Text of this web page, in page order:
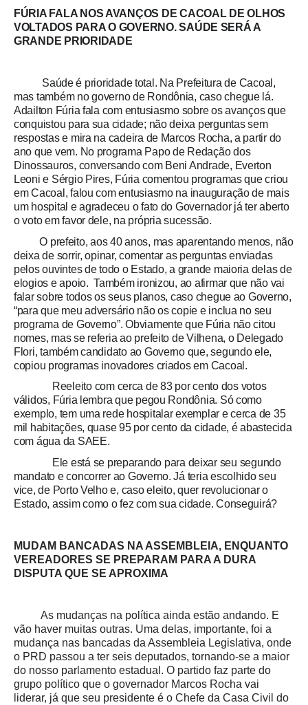
FÚRIA FALA NOS AVANÇOS DE CACOAL DE OLHOS
VOLTADOS PARA O GOVERNO. SAÚDE SERÁ A
GRANDE PRIORIDADE
Saúde é prioridade total. Na Prefeitura de Cacoal,
mas também no governo de Rondônia, caso chegue lá.
Adailton Fúria fala com entusiasmo sobre os avanços que
conquistou para sua cidade; não deixa perguntas sem
respostas e mira na cadeira de Marcos Rocha, a partir do
ano que vem. No programa Papo de Redação dos
Dinossauros, conversando com Beni Andrade, Everton
Leoni e Sérgio Pires, Fúria comentou programas que criou
em Cacoal, falou com entusiasmo na inauguração de mais
um hospital e agradeceu o fato do Governador já ter aberto
o voto em favor dele, na própria sucessão.
O prefeito, aos 40 anos, mas aparentando menos, não
deixa de sorrir, opinar, comentar as perguntas enviadas
pelos ouvintes de todo o Estado, a grande maioria delas de
elogios e apoio. Também ironizou, ao afirmar que não vai
falar sobre todos os seus planos, caso chegue ao Governo,
“para que meu adversário não os copie e inclua no seu
programa de Governo”. Obviamente que Fúria não citou
nomes, mas se referia ao prefeito de Vilhena, o Delegado
Flori, também candidato ao Governo que, segundo ele,
copiou programas inovadores criados em Cacoal.
Reeleito com cerca de 83 por cento dos votos
válidos, Fúria lembra que pegou Rondônia. Só como
exemplo, tem uma rede hospitalar exemplar e cerca de 35
mil habitações, quase 95 por cento da cidade, é abastecida
com água da SAEE.
Ele está se preparando para deixar seu segundo
mandato e concorrer ao Governo. Já teria escolhido seu
vice, de Porto Velho e, caso eleito, quer revolucionar o
Estado, assim como o fez com sua cidade. Conseguirá?
MUDAM BANCADAS NA ASSEMBLEIA, ENQUANTO
VEREADORES SE PREPARAM PARA A DURA
DISPUTA QUE SE APROXIMA
As mudanças na política ainda estão andando. E
vão haver muitas outras. Uma delas, importante, foi a
mudança nas bancadas da Assembleia Legislativa, onde
o PRD passou a ter seis deputados, tornando-se a maior
do nosso parlamento estadual. O partido faz parte do
grupo político que o governador Marcos Rocha vai
liderar, já que seu presidente é o Chefe da Casa Civil do